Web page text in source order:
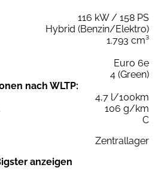
116 kW / 158 PS
Hybrid (Benzin/Elektro)
1.793 cm³
Euro 6e
4 (Green)
nach WLTP:
4,7 l/100km
106 g/km
C
Zentrallager
anzeigen